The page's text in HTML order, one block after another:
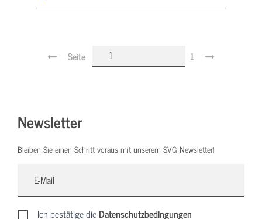
Seite 1
Newsletter
Bleiben Sie einen Schritt voraus mit unserem SVG Newsletter!
Ich bestätige dieDatenschutzbedingungen